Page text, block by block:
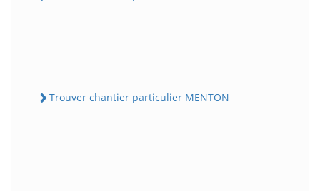
Trouver chantier particulier MENTON